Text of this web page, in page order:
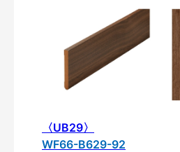
〈UB29〉
WF66-B629-92